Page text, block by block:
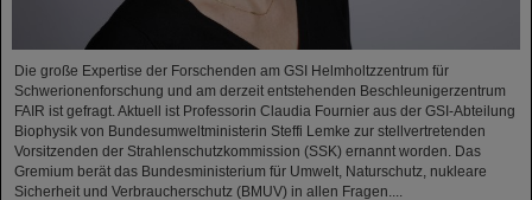
Die große Expertise der Forschenden am GSI Helmholtzzentrum für
Schwerionenforschung und am derzeit entstehenden Beschleunigerzentrum
FAIR ist gefragt. Aktuell ist Professorin Claudia Fournier aus der GSI-Abteilung
Biophysik von Bundesumweltministerin Steffi Lemke zur stellvertretenden
Vorsitzenden der Strahlenschutzkommission (SSK) ernannt worden. Das
Gremium berät das Bundesministerium für Umwelt, Naturschutz, nukleare
Sicherheit und Verbraucherschutz (BMUV) in allen Fragen....